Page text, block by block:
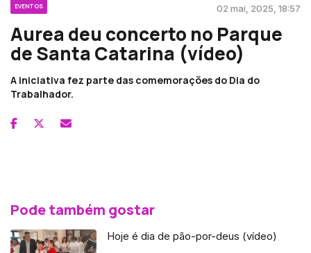
EVENTOS 02 mai, 2025, 18:57
Aurea deu concerto no Parque
de Santa Catarina (vídeo)
A iniciativa fez parte das comemorações do Dia do
Trabalhador.
Pode também gostar
Hoje é dia de pão-por-deus (vídeo)